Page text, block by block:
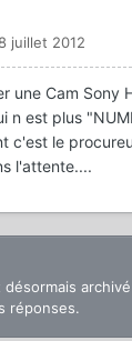
juillet 2012
une Cam Sony
n est plus
c'est le
l'attente....
désormais
réponses.